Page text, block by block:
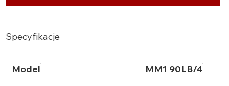
Specyfikacje
Model MM1 90LB/4